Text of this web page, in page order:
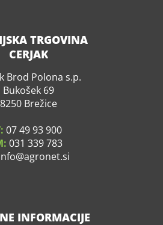
TRGOVINA
CERJAK
Brod Polona s.p.
Bukošek 69
8250 Brežice
07 49 93 900
031 339 783
agronet.si
INFORMACIJE